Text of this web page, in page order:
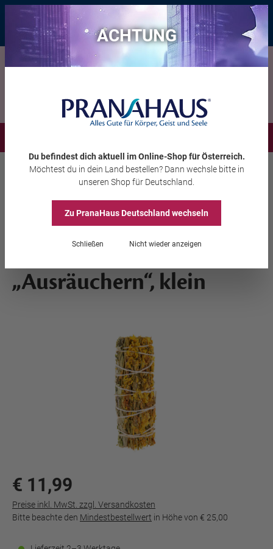
Bis zu 20 € Rabatt* mit dem Vorteils-Codeeintauchen , gültig bis
11.08.2026
Räuchern Räucherwerk
Räucherbündel
„Ausräuchern“, klein
€ 11,99
Preise inkl. MwSt. zzgl. Versandkosten
Bitte beachte den Mindestbestellwert in Höhe von € 25,00
ACHTUNG
Du befindest dich aktuell im Online-Shopfür Österreich.
Möchtest du in dein Land bestellen? Dann wechsle bitte in
unseren Shop für Deutschland
Zu PranaHausDeutschland wechseln
Schließen Nicht wieder anzeigen